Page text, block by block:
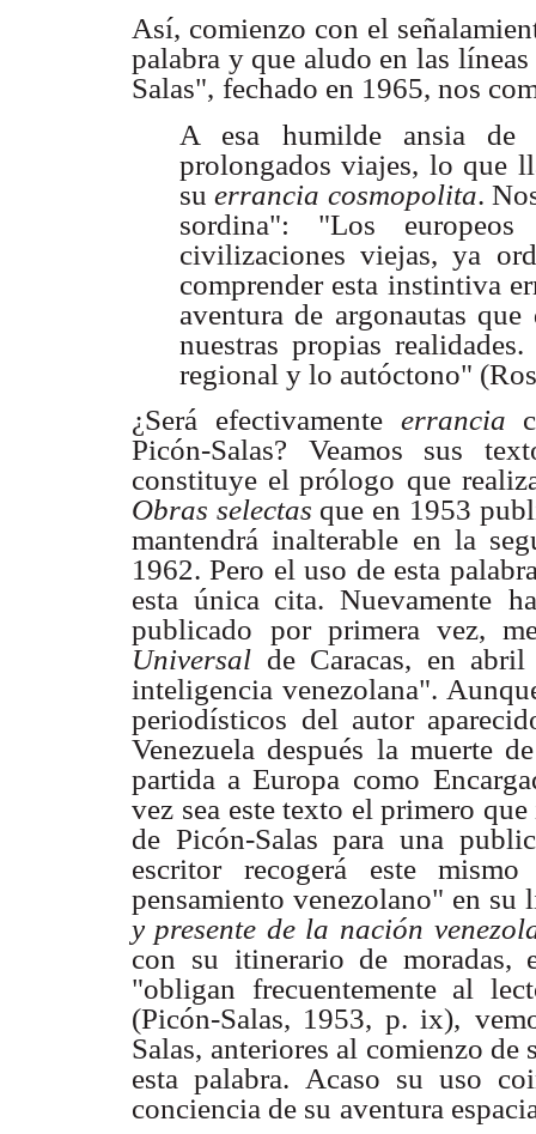
Así, comienzo con el
palabra y que aludo en las líneas
Salas", fechado en 1965, nos
A esa humilde ansia
prolongados viajes, lo que
suerrancia cosmopolita.
sordina": "Los europeos
civilizaciones viejas, ya
comprender esta instintiva
aventura de argonautas que
nuestras propias
regional y lo autóctono"
¿Será efectivamente errancia
Picón-Salas? Veamos sus
constituye el prólogo que
Obras selectas que en 1953
mantendrá inalterable en la
1962. Pero el uso de esta
esta única cita. Nuevamente
publicado por primera vez,
Universal de Caracas, en
inteligencia venezolana".
periodísticos del autor
Venezuela después la muerte
partida a Europa como
vez sea este texto el primero
de Picón-Salas para una
escritor
recogerá este
pensamiento venezolano" en
y presente de la nación
con su itinerario de moradas,
"obligan frecuentemente al
(Picón-Salas, 1953, p. ix),
Salas, anteriores al comienzo de
esta palabra. Acaso su uso
conciencia de su aventura